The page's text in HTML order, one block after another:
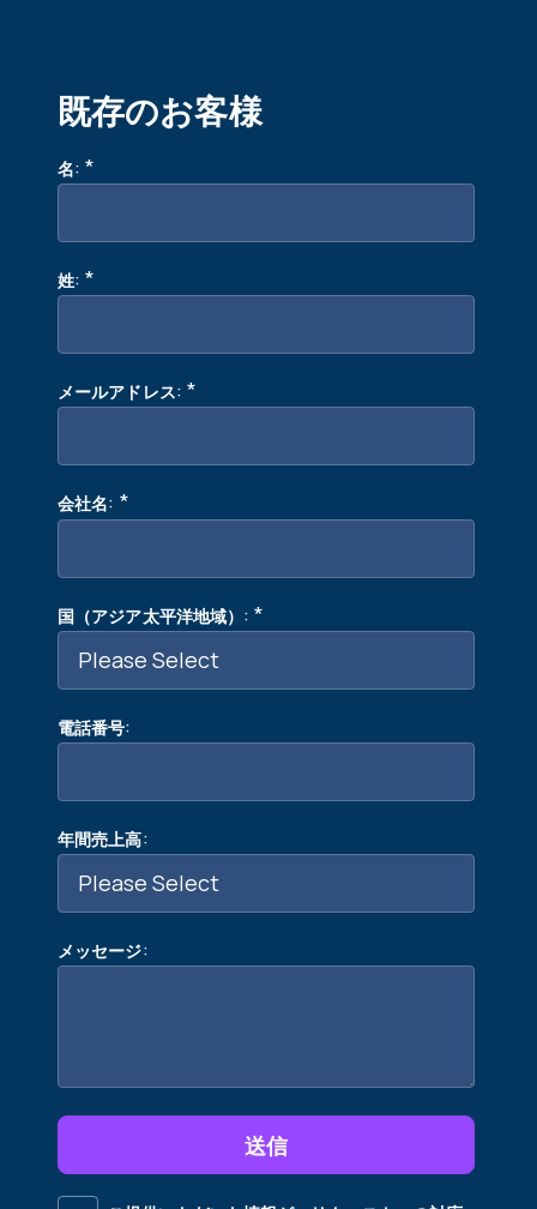
既存のお客様
名:*
姓:*
メールアドレス: *
会社名: *
国（アジア太平洋地域） :*
電話番号:
年間売上高:
メッセージ:
送信